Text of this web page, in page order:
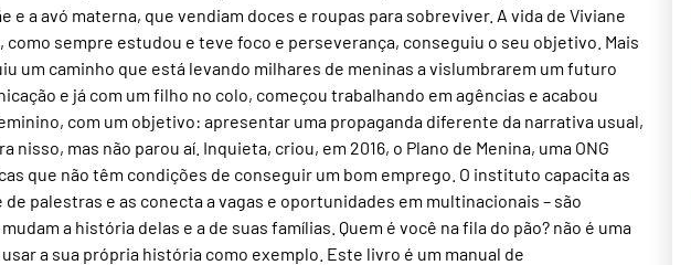
e a avó materna, que vendiam doces e roupas para sobreviver. A vida de Viviane
como sempre estudou e teve foco e perseverança, conseguiu o seu objetivo. Mais
um caminho que está levando milhares de meninas a vislumbrarem um futuro
e já com um filho no colo, começou trabalhando em agências e acabou
com um objetivo: apresentar uma propaganda diferente da narrativa usual,
nisso, mas não parou aí. Inquieta, criou, em 2016, o Plano de Menina, uma ONG
que não têm condições de conseguir um bom emprego. O instituto capacita as
palestras e as conecta a vagas e oportunidades em multinacionais – são
a história delas e a de suas famílias. Quem é você na fila do pão? não é uma
a sua própria história como exemplo. Este livro é um manual de